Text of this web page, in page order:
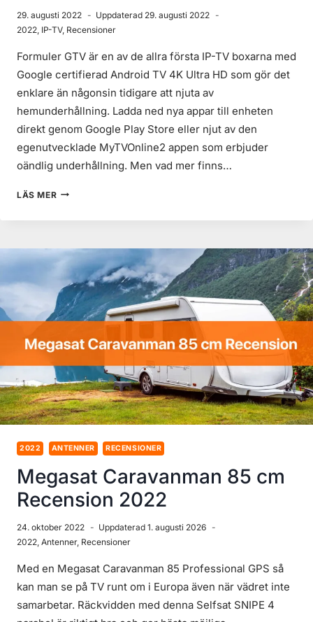
29. augusti 2022 Uppdaterad 29. augusti 2022
2022 IP-TV, Recensioner
Formuler GTV är en av de allra första IP-TV boxarna med
Google certifierad Android TV 4K Ultra HD som gör det
enklare än någonsin tidigare att njuta av
hemunderhållning. Ladda ned nya appar till enheten
direkt genom Google Play Store eller njut av den
egenutvecklade MyTVOnline2 appen som erbjuder
oändlig underhållning. Men vad mer finns…
LÄS MERFORMULER
RECENSION
(IPTV
KÖPGUIDE)
2022 ANTENNER RECENSIONER
Megasat Caravanman 85 cm
Recension 2022
24. oktober 2022 Uppdaterad 1. augusti 2026
2022, Antenner, Recensioner
Med en Megasat Caravanman 85 Professional GPS så
kan man se på TV runt om i Europa även när vädret inte
samarbetar. Räckvidden med denna Selfsat SNIPE 4